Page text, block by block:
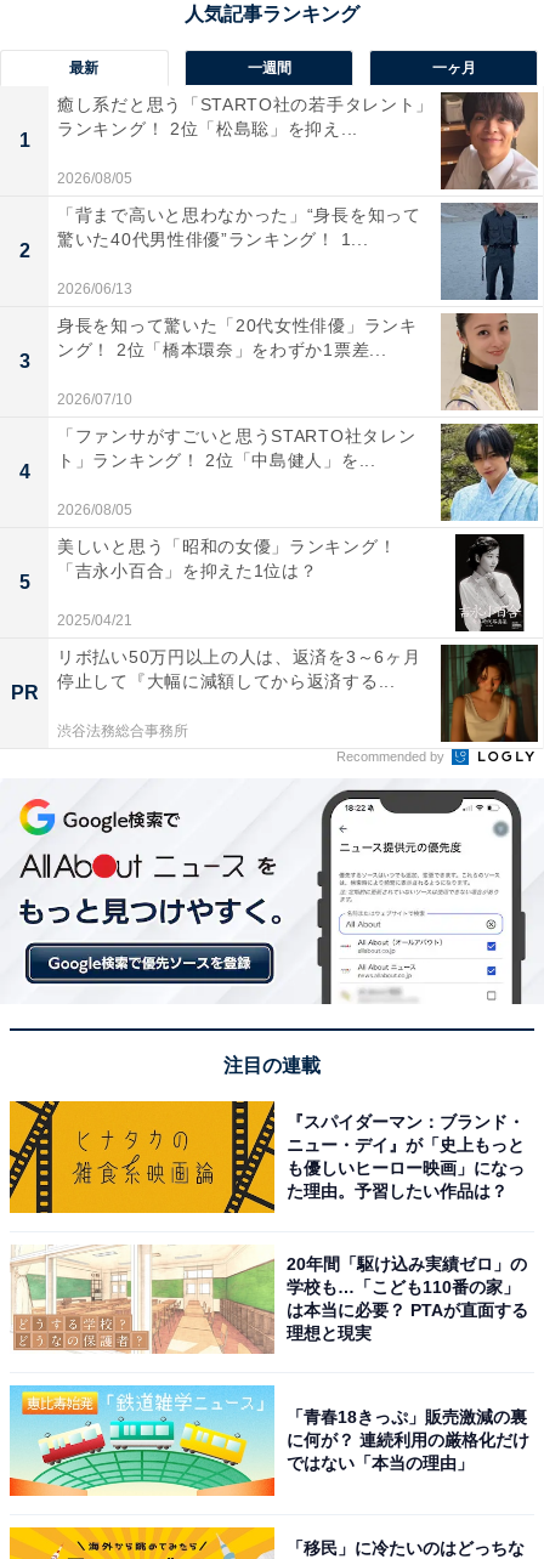
回答者からは「カラフルな光で照らされた広い鍾乳洞
は、雰囲気までも荘厳な感じがするから」（10代女性／
東京都）、「ゲームの世界のような洞窟そのものだか
ら」（30代男性／東京都）、「東京にもこんな鍾乳洞が
あるんだと新たな発見ができて嬉しかったから」（20代
女性／埼玉県）といった声が集まりました。
1位：青の洞窟（沖縄県）／73票
沖縄本島恩納村の真栄田岬にある「青の洞窟」は、海水
の浸食によってできた半水面上の海蝕洞です。太陽光が
海底の白い砂に反射し、洞窟内部の水面が神秘的な青色
に輝くことから、この名が付きました。この幻想的な光
景は、ダイビングやシュノーケリングでしか体験できな
いため、マリンアクティビティのスポットとして絶大な
人気を誇ります。その美しさは国内外に広く知られ、
「絶景」の代名詞となっています。
回答者からは「洞窟内に差し込む太陽の光を受けて、鮮
府）、「自然が作り出す光の芸術。洞窟内の海面が、外
から差し込む太陽の光を反射して、驚くほど鮮やかなエ
メラルドグリーンからコバルトブルーに輝きます。水面
まさに幻想的な世界です。洞窟内の水の美しさ、色彩の
鮮やかさ、そして体験型の神秘性において、群を抜いて
います。世界的に有名なイタリアのカプリ島の『青の洞
窟』にも匹敵する美しさで、日本の海食洞窟の最高峰と
言えます」（60代男性／青森県）、「海に差し込む太陽
光が反射し、洞窟内が青く発光するように見える日本屈
指の絶景スポット。水面と壁が輝く“青い世界”は唯一無
二」（30代男性／青森県）といった声が集まりました。
最新 一週間 一ヶ月
1
癒し系だと思う「STARTO社の若手タレント」
ランキング！ 2位「松島聡」を抑え...
2026/08/05
2
「背まで高いと思わなかった」“身長を知って
驚いた40代男性俳優”ランキング！ 1...
2026/06/13
3
身長を知って驚いた「20代女性俳優」ランキ
ング！ 2位「橋本環奈」をわずか1票差...
2026/07/10
4
「ファンサがすごいと思うSTARTO社タレン
ト」ランキング！ 2位「中島健人」を...
2026/08/05
5
美しいと思う「昭和の女優」ランキング！
「吉永小百合」を抑えた1位は？
2025/04/21
PR
リボ払い50万円以上の人は、返済を3～6ヶ月
停止して『大幅に減額してから返済する...
渋谷法務総合事務所
Recommended by
注目の連載
『スパイダーマン：ブランド・
ニュー・デイ』が「史上もっと
も優しいヒーロー映画」になっ
た理由。予習したい作品は？
20年間「駆け込み実績ゼロ」の
学校も…「こども110番の家」
は本当に必要？ PTAが直面する
理想と現実
「青春18きっぷ」販売激減の裏
に何が？ 連続利用の厳格化だけ
ではない「本当の理由」
「移民」に冷たいのはどっちな